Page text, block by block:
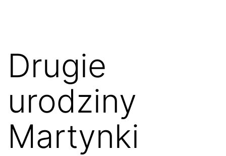
Drugie
urodziny
Martynki